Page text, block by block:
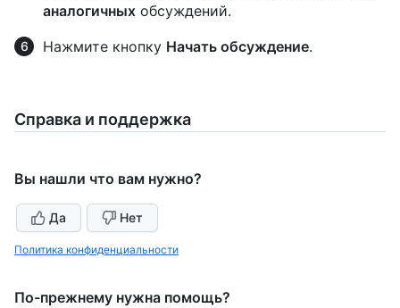
аналогичных обсуждений.
Нажмите кнопку Начать обсуждение.
Справка и поддержка
Вы нашли что вам нужно?
Да Нет
Политика конфиденциальности
По-прежнему нужна помощь?